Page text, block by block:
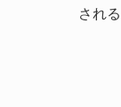
され